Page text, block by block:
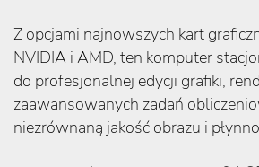
Z opcjami najnowszych kart
NVIDIA i AMD, ten komputer
do profesjonalnej edycji grafiki,
zaawansowanych zadań
niezrównaną jakość obrazu i